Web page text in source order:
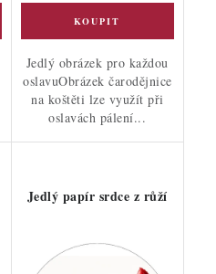
Jedlý obrázek pro každou
oslavuObrázek čarodějnice
na koštěti lze využít při
oslavách pálení...
Jedlý papír srdce z růží